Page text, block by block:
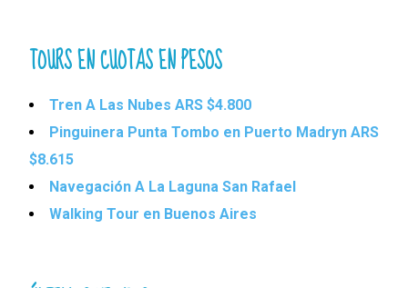
TOURS EN CUOTAS EN PESOS
Tren A Las Nubes ARS $4.800
Pinguinera Punta Tombo en Puerto Madryn ARS
$8.615
Navegación A La Laguna San Rafael
Walking Tour en Buenos Aires